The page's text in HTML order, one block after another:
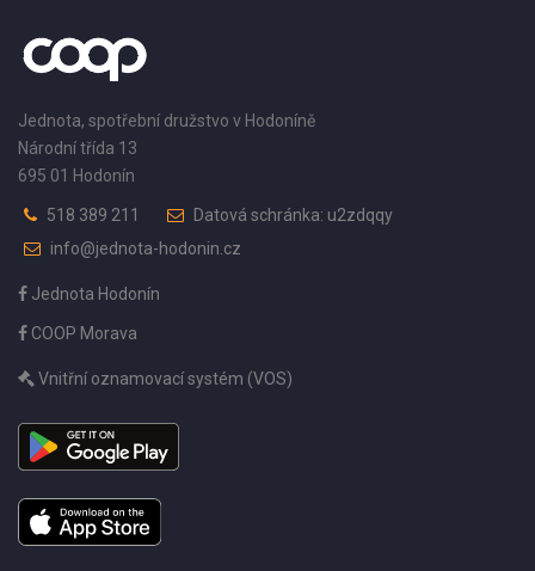
Jednota, spotřební družstvo v Hodoníně
Národní třída 13
695 01 Hodonín
518 389 211
Datová schránka: u2zdqqy
info@jednota-hodonin.cz
Jednota Hodonín
COOP Morava
Vnitřní oznamovací systém (VOS)